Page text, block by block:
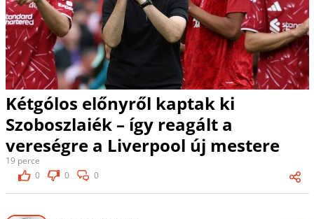
Kétgólos előnyről kaptak ki
Szoboszlaiék – így reagált a
vereségre a Liverpool új mestere
19 perce
0
0 0